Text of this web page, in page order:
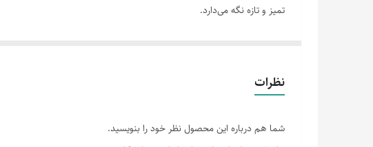
تمیز و تازه نگه می‌دارد.
نظرات
شما هم درباره این محصول نظر خود را بنویسید.